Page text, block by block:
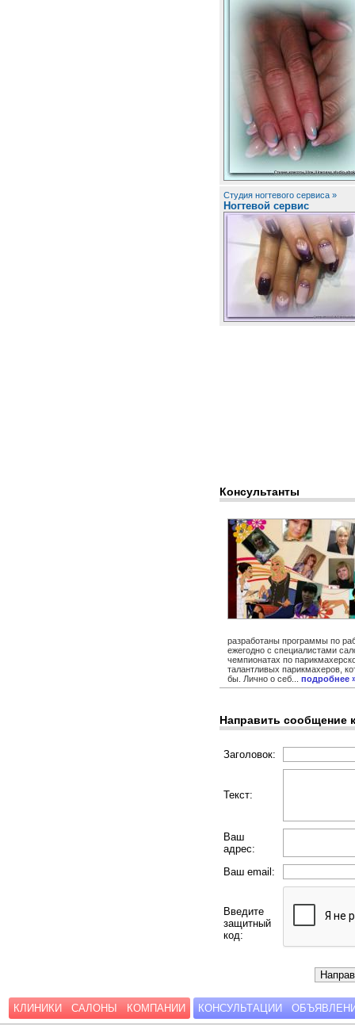
Студия ногтевого сервиса »
Ногтевой сервис
Консультанты
разработаны программы по
ежегодно с специалистами
чемпионатах по
талантливых парикмахеров,
бы. Лично о себ... подробнее
Направить сообщение
Заголовок:
Текст:
Ваш
адрес:
Ваш email:
Введите
защитный
код:
КЛИНИКИ САЛОНЫ КОМПАНИИ КОНСУЛЬТАЦИИ